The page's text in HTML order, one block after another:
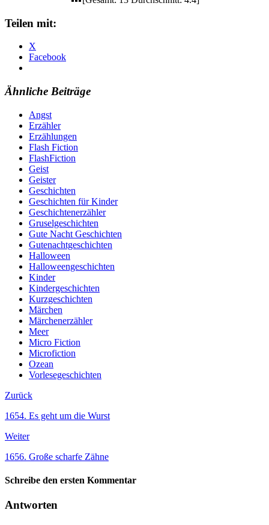
Teilen mit:
X
Facebook
Ähnliche Beiträge
Angst
Erzähler
Erzählungen
Flash Fiction
FlashFiction
Geist
Geister
Geschichten
Geschichten für Kinder
Geschichtenerzähler
Gruselgeschichten
Gute Nacht Geschichten
Gutenachtgeschichten
Halloween
Halloweengeschichten
Kinder
Kindergeschichten
Kurzgeschichten
Märchen
Märchenerzähler
Meer
Micro Fiction
Microfiction
Ozean
Vorlesegeschichten
Zurück
1654. Es geht um die Wurst
Weiter
1656. Große scharfe Zähne
Schreibe den ersten Kommentar
Antworten